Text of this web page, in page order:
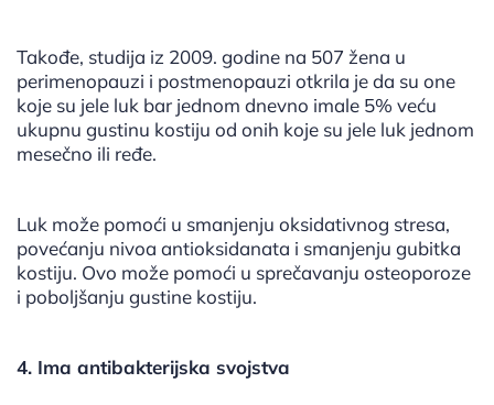
Takođe, studija iz 2009. godine na 507 žena u
perimenopauzi i postmenopauzi otkrila je da su one
koje su jele luk bar jednom dnevno imale 5% veću
ukupnu gustinu kostiju od onih koje su jele luk jednom
mesečno ili ređe.
Luk može pomoći u smanjenju oksidativnog stresa,
povećanju nivoa antioksidanata i smanjenju gubitka
kostiju. Ovo može pomoći u sprečavanju osteoporoze
i poboljšanju gustine kostiju.
4. Ima antibakterijska svojstva